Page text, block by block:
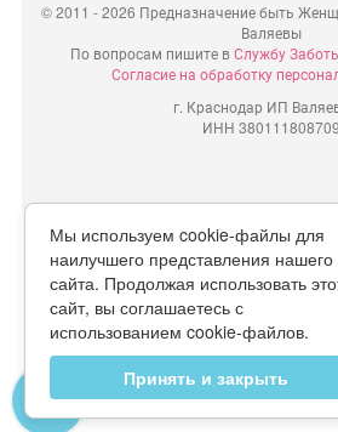
©2011 - 2026 Предназначение быть
Валяевы
По вопросам пишите вСлужбу
Согласие на обработку
г. Краснодар ИП
ИНН 380111808709
Мы используем cookie-файлы для
наилучшего представления нашего
сайта. Продолжая использовать
сайт, вы соглашаетесь с
использованием cookie-файлов.
Принять и закрыть